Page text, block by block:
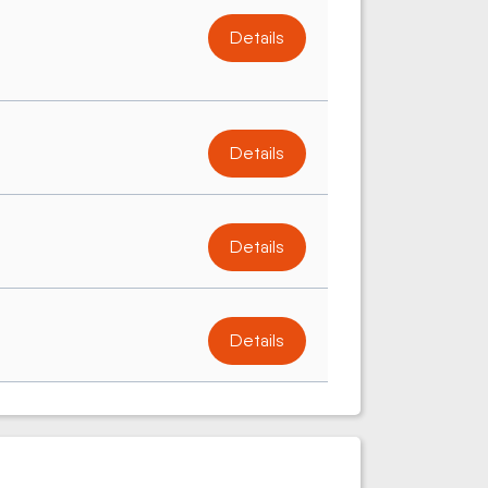
Details
Details
Details
Details